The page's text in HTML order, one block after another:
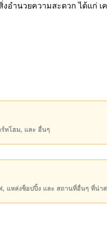
อำนวยความสะดวก ได้แก่ เ
ส่วนกลาง ได้แก่ ฟิสเนส, ห้อง
ดือน
ป็นราคาสำหรับสัญญาเช่า 1
ล
ร์ทโฮม, และ อื่นๆ
, แหล่งช็อปปิ้ง และ สถานที่อื่นๆ ที่น่า